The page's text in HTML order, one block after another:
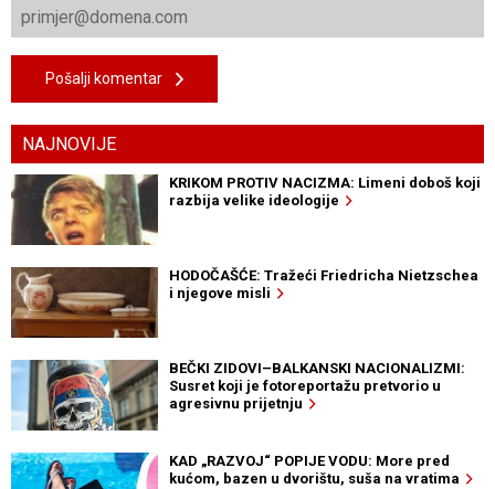
Pošalji komentar
NAJNOVIJE
KRIKOM PROTIV NACIZMA: Limeni doboš koji
razbija velike ideologije
HODOČAŠĆE: Tražeći Friedricha Nietzschea
i njegove misli
BEČKI ZIDOVI–BALKANSKI NACIONALIZMI:
Susret koji je fotoreportažu pretvorio u
agresivnu prijetnju
KAD „RAZVOJ“ POPIJE VODU: More pred
kućom, bazen u dvorištu, suša na vratima